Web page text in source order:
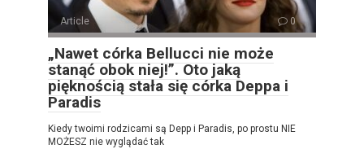
Article 0
„Nawet córka Bellucci nie może
stanąć obok niej!”. Oto jaką
pięknością stała się córka Deppa i
Paradis
Kiedy twoimi rodzicami są Depp i Paradis, po prostu NIE
MOŻESZ nie wyglądać tak